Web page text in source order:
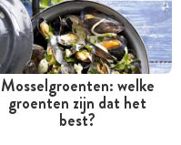
Mosselgroenten: welke
groenten zijn dat het
best?